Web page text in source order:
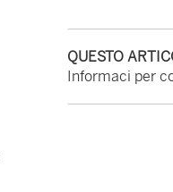
QUESTO
Informaci per